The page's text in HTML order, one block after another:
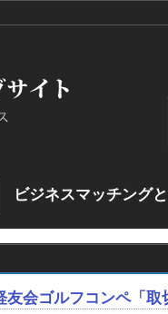
会員様より 会員登録
ビジネスマッチング
友会ゴルフコンペ「取